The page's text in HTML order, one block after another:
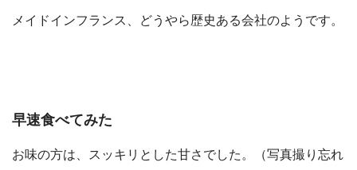
メイドインフランス、どうやら歴史ある会社のようです。
早速食べてみた
お味の方は、スッキリとした甘さでした。（写真撮り忘れ